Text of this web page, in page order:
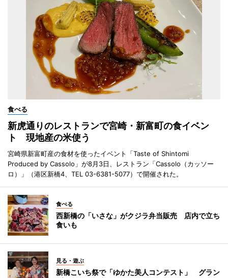
食べる
新虎通りのレストランで宮崎・新富町の食イベン
ト 現地産の米使う
宮崎県新富町産の食材を使ったイベント「Taste of Shintomi
Produced by Cassolo」が8月3日、レストラン「Cassolo（カッソー
ロ）」（港区新橋4、TEL 03-6381-5077）で開催された。
食べる
西新橋の「いさな」がクジラ弁当販売 店内で立ち
食いも
見る・遊ぶ
新橋こいち祭で「ゆかた美人コンテスト」 グラン